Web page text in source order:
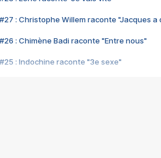
#27 : Christophe Willem raconte "Jacques a
#26 : Chimène Badi raconte "Entre nous"
#25 : Indochine raconte "3e sexe"